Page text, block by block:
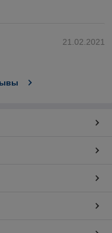
21.02.2021